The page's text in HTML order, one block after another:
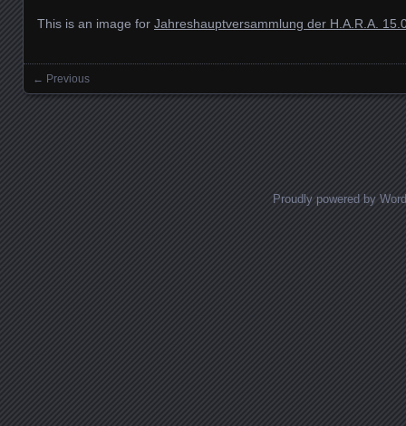
This is an image for Jahreshauptversammlung der H.A.R.A.
Images navigation
← Previous
Proudly powered by